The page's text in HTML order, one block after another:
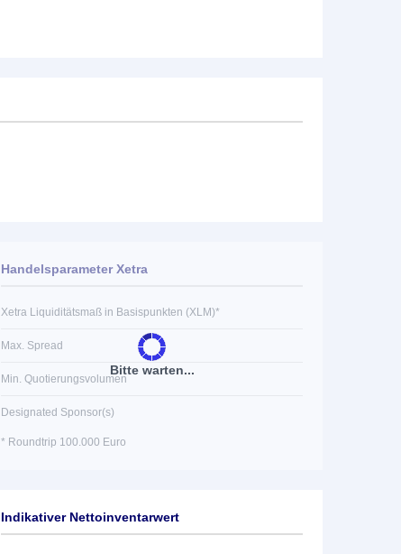
Bitte warten...
Handelsparameter Xetra
Xetra Liquiditätsmaß in Basispunkten (XLM)*
Max. Spread
Min. Quotierungsvolumen
Designated Sponsor(s)
* Roundtrip 100.000 Euro
Indikativer Nettoinventarwert